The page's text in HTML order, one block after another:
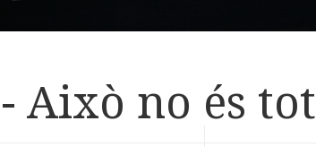
Això no és tot